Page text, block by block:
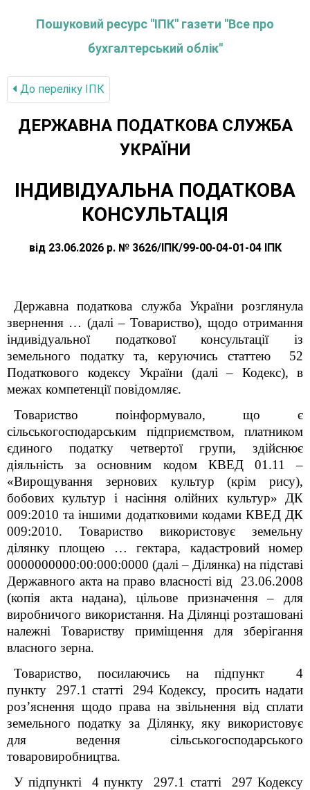
Пошуковий ресурс "ІПК" газети "Все про
бухгалтерський облік"
До переліку IПК
ДЕРЖАВНА ПОДАТКОВА СЛУЖБА
УКРАЇНИ
ІНДИВІДУАЛЬНА ПОДАТКОВА
КОНСУЛЬТАЦІЯ
від 23.06.2026 р. № 3626/ІПК/99-00-04-01-04 ІПК
Державна податкова служба України розглянула
звернення … (далі – Товариство), щодо отримання
індивідуальної податкової консультації із
земельного податку та, керуючись статтею 52
Податкового кодексу України (далі – Кодекс), в
межах компетенції повідомляє.
Товариство поінформувало, що є
сільськогосподарським підприємством, платником
єдиного податку четвертої групи, здійснює
діяльність за основним кодом КВЕД 01.11 –
«Вирощування зернових культур (крім рису),
бобових культур і насіння олійних культур» ДК
009:2010 та іншими додатковими кодами КВЕД ДК
009:2010. Товариство використовує земельну
ділянку площею … гектара, кадастровий номер
0000000000:00:000:0000 (далі – Ділянка) на підставі
Державного акта на право власності від 23.06.2008
(копія акта надана), цільове призначення – для
виробничого використання. На Ділянці розташовані
належні Товариству приміщення для зберігання
власного зерна.
Товариство, посилаючись на підпункт 4
пункту 297.1 статті 294 Кодексу, просить надати
роз’яснення щодо права на звільнення від сплати
земельного податку за Ділянку, яку використовує
для ведення сільськогосподарського
товаровиробництва.
У підпункті 4 пункту 297.1 статті 297 Кодексу